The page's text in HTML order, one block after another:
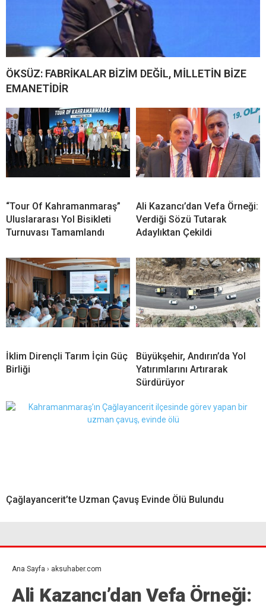
ÖKSÜZ: FABRİKALAR BİZİM DEĞİL, MİLLETİN BİZE
EMANETİDİR
“Tour Of Kahramanmaraş”
Uluslararası Yol Bisikleti
Turnuvası Tamamlandı
Ali Kazancı’dan Vefa Örneği:
Verdiği Sözü Tutarak
Adaylıktan Çekildi
İklim Dirençli Tarım İçin Güç
Birliği
Büyükşehir, Andırın’da Yol
Yatırımlarını Artırarak
Sürdürüyor
Çağlayancerit’te Uzman Çavuş Evinde Ölü Bulundu
Ana Sayfa › aksuhaber.com
Ali Kazancı’dan Vefa Örneği: